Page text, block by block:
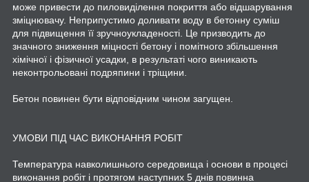
може привести до пиловиділення покриття або відшарування
зміцнювачу. Неприпустимо доливати воду в бетонну суміш
для підвищення її зручноукладеності. Це призводить до
значного зниження міцності бетону і помітного збільшення
хімічної і фізичної усадки, в результаті чого виникають
неконтрольовані подряпини і тріщини.
Бетон повинен бути відповідним чином загущен.
УМОВИ ПІД ЧАС ВИКОНАННЯ РОБІТ
Температура навколишнього середовища і основи в процесі
виконання робіт і протягом наступних 5 днів повинна